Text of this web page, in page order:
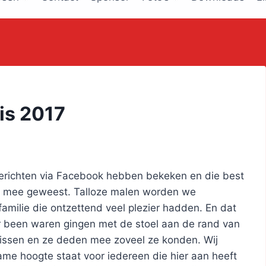
2017
via Facebook hebben bekeken en die best
geweest. Talloze malen worden we
die ontzettend veel plezier hadden. En dat
waren gingen met de stoel aan de rand van
en ze deden mee zoveel ze konden. Wij
hoogte staat voor iedereen die hier aan heeft